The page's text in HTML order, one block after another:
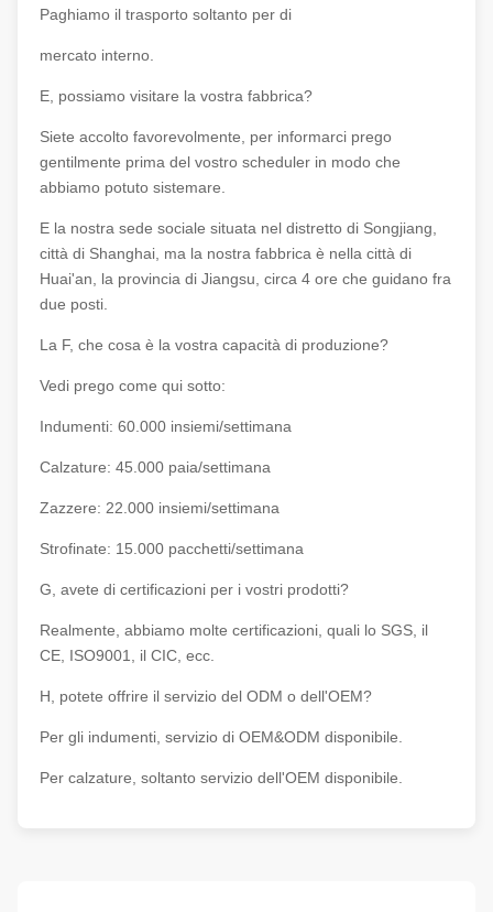
Paghiamo il trasporto soltanto per di
mercato interno.
E, possiamo visitare la vostra fabbrica?
Siete accolto favorevolmente, per informarci prego
gentilmente prima del vostro scheduler in modo che
abbiamo potuto sistemare.
E la nostra sede sociale situata nel distretto di Songjiang,
città di Shanghai, ma la nostra fabbrica è nella città di
Huai'an, la provincia di Jiangsu, circa 4 ore che guidano fra
due posti.
La F, che cosa è la vostra capacità di produzione?
Vedi prego come qui sotto:
Indumenti: 60.000 insiemi/settimana
Calzature: 45.000 paia/settimana
Zazzere: 22.000 insiemi/settimana
Strofinate: 15.000 pacchetti/settimana
G, avete di certificazioni per i vostri prodotti?
Realmente, abbiamo molte certificazioni, quali lo SGS, il
CE, ISO9001, il CIC, ecc.
H, potete offrire il servizio del ODM o dell'OEM?
Per gli indumenti, servizio di OEM&ODM disponibile.
Per calzature, soltanto servizio dell'OEM disponibile.